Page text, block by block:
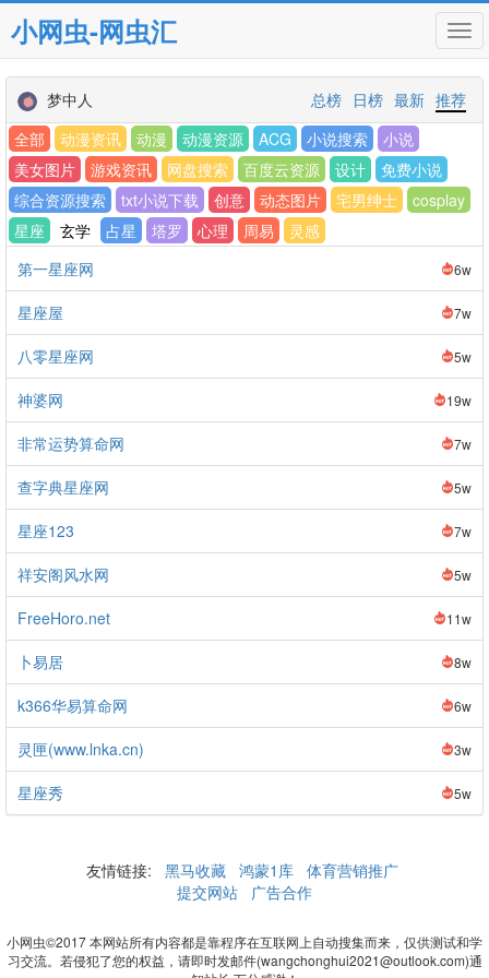
小网虫-网虫汇
梦中人 推荐
最新
日榜
总榜
全部
动漫资讯 动漫 动漫资源 ACG 小说搜索
小说
美女图片
游戏资讯 网盘搜索 百度云资源 设计
免费小说
综合资源搜索
txt小说下载 创意 动态图片 宅男绅士
cosplay
星座
玄学 占星 塔罗 心理 周易
灵感
第一星座网
6w
星座屋 7w
八零星座网 5w
神婆网 19w
非常运势算命网 7w
查字典星座网 5w
星座123 7w
祥安阁风水网 5w
FreeHoro.net 11w
卜易居 8w
k366华易算命网 6w
灵匣(www.lnka.cn) 3w
星座秀 5w
友情链接: 黑马收藏 鸿蒙1库 体育营销推广
提交网站
广告合作
小网虫©2017 本网站所有内容都是靠程序在互联网上自动搜集而来，仅供测试和学
习交流。若侵犯了您的权益，请即时发邮件(wangchonghui2021@outlook.com)通